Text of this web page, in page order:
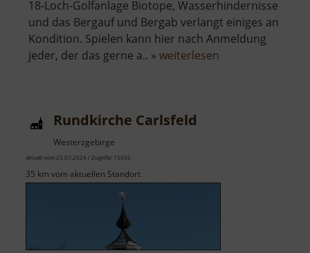
18-Loch-Golfanlage Biotope, Wasserhindernisse
und das Bergauf und Bergab verlangt einiges an
Kondition. Spielen kann hier nach Anmeldung
jeder, der das gerne a.. » weiterlesen
Rundkirche Carlsfeld
Westerzgebirge
aktuell vom 23.07.2024 / Zugriffe: 15056
35 km vom aktuellen Standort